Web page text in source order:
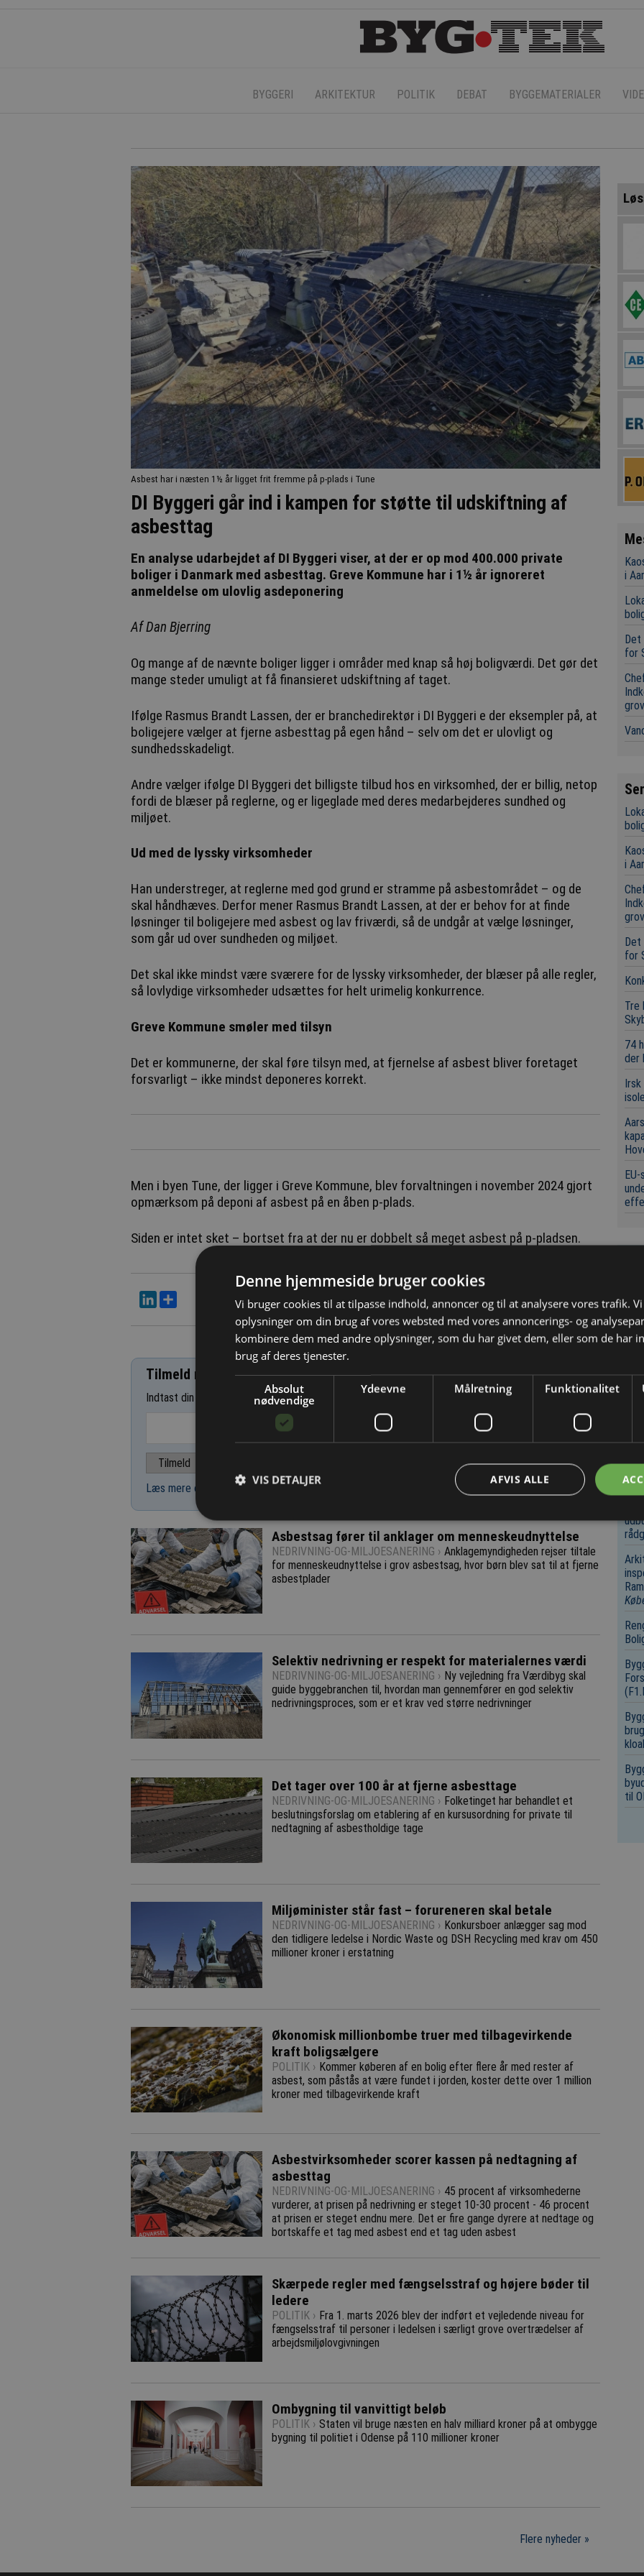
BYGGERI ARKITEKTUR POLITIK DEBAT BYGGEMATERIALER
Asbest har i næsten 1½ år ligget frit fremme på p-plads i Tune
DI Byggeri går ind i kampen for støtte til udskiftning af
asbesttag
En analyse udarbejdet af DI Byggeri viser, at der er op mod 400.000 private
boliger i Danmark med asbesttag. Greve Kommune har i 1½ år ignoreret
anmeldelse om ulovlig asdeponering
Af Dan Bjerring
Og mange af de nævnte boliger ligger i områder med knap så høj boligværdi. Det gør det
mange steder umuligt at få finansieret udskiftning af taget.
Ifølge Rasmus Brandt Lassen, der er branchedirektør i DI Byggeri e der eksempler på, at
boligejere vælger at fjerne asbesttag på egen hånd – selv om det er ulovligt og
sundhedsskadeligt.
Andre vælger ifølge DI Byggeri det billigste tilbud hos en virksomhed, der er billig, netop
fordi de blæser på reglerne, og er ligeglade med deres medarbejderes sundhed og
miljøet.
Ud med de lyssky virksomheder
Han understreger, at reglerne med god grund er stramme på asbestområdet – og de
skal håndhæves. Derfor mener Rasmus Brandt Lassen, at der er behov for at finde
løsninger til boligejere med asbest og lav friværdi, så de undgår at vælge løsninger,
som går ud over sundheden og miljøet.
Det skal ikke mindst være sværere for de lyssky virksomheder, der blæser på alle regler,
så lovlydige virksomheder udsættes for helt urimelig konkurrence.
Greve Kommune smøler med tilsyn
Det er kommunerne, der skal føre tilsyn med, at fjernelse af asbest bliver foretaget
forsvarligt – ikke mindst deponeres korrekt.
Men i byen Tune, der ligger i Greve Kommune, blev forvaltningen i november 2024 gjort
opmærksom på deponi af asbest på en åben p-plads.
Siden er intet sket – bortset fra at der nu er dobbelt så meget asbest på p-pladsen.
LinkedIn 25/3 2026
Tilmeld nyhedsbrev
Indtast din e-mail-adresse herunder.
Læs mere om udsendelsestidspunkter og afmelding her
Asbestsag fører til anklager om menneskeudnyttelse
NEDRIVNING-OG-MILJOESANERING › Anklagemyndigheden rejser tiltale
for menneskeudnyttelse i grov asbestsag, hvor børn blev sat til at fjerne
asbestplader
Selektiv nedrivning er respekt for materialernes værdi
NEDRIVNING-OG-MILJOESANERING › Ny vejledning fra Værdibyg skal
guide byggebranchen til, hvordan man gennemfører en god selektiv
nedrivningsproces, som er et krav ved større nedrivninger
Det tager over 100 år at fjerne asbesttage
NEDRIVNING-OG-MILJOESANERING › Folketinget har behandlet et
beslutningsforslag om etablering af en kursusordning for private til
nedtagning af asbestholdige tage
Miljøminister står fast – forureneren skal betale
NEDRIVNING-OG-MILJOESANERING › Konkursboer anlægger sag mod
den tidligere ledelse i Nordic Waste og DSH Recycling med krav om 450
millioner kroner i erstatning
Økonomisk millionbombe truer med tilbagevirkende
kraft boligsælgere
POLITIK › Kommer køberen af en bolig efter flere år med rester af
asbest, som påstås at være fundet i jorden, koster dette over 1 million
kroner med tilbagevirkende kraft
Asbestvirksomheder scorer kassen på nedtagning af
asbesttag
NEDRIVNING-OG-MILJOESANERING › 45 procent af virksomhederne
vurderer, at prisen på nedrivning er steget 10-30 procent - 46 procent
at prisen er steget endnu mere. Det er fire gange dyrere at nedtage og
bortskaffe et tag med asbest end et tag uden asbest
Skærpede regler med fængselsstraf og højere bøder til
ledere
POLITIK › Fra 1. marts 2026 blev der indført et vejledende niveau for
fængselsstraf til personer i ledelsen i særligt grove overtrædelser af
arbejdsmiljølovgivningen
Ombygning til vanvittigt beløb
POLITIK › Staten vil bruge næsten en halv milliard kroner på at ombygge
bygning til politiet i Odense på 110 millioner kroner
Flere nyheder »
i
Det
for
i
Det
for
Tre
74
der
til
Denne hjemmeside bruger cookies
Vi bruger cookies til at tilpasse indhold, annoncer og til at analysere vores trafik.
oplysninger om din brug af vores websted med vores annoncerings- og
kombinere dem med andre oplysninger, som du har givet dem, eller som de har
brug af deres tjenester.
Absolut
nødvendige
Ydeevne Målretning Funktionalitet
AFVIS ALLE
VIS DETALJER